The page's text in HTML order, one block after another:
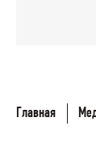
Главная